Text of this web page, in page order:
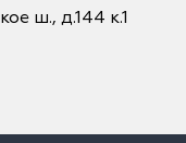
ш., д.144 к.1